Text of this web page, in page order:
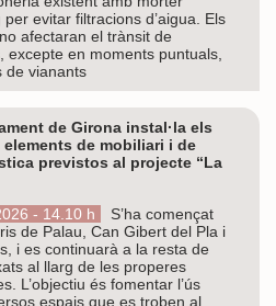
per evitar filtracions d’aigua. Els
afectaran el trànsit de
excepte en moments puntuals,
de vianants
de Girona instal·la els
elements de mobiliari i de
previstos al projecte “La
- 14.10 h
S’ha començat
de Palau, Can Gibert del Pla i
i es continuarà a la resta de
al llarg de les properes
L’objectiu és fomentar l’ús
espais que es troben al